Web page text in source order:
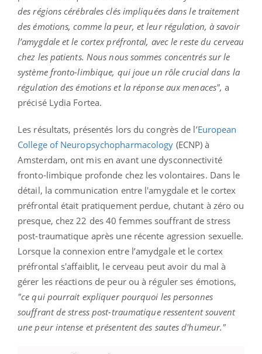
des régions cérébrales clés impliquées dans le traitement
des émotions, comme la peur, et leur régulation, à savoir
l’amygdale et le cortex préfrontal, avec le reste du cerveau
chez les patients. Nous nous sommes concentrés sur le
système fronto-limbique, qui joue un rôle crucial dans la
régulation des émotions et la réponse aux menaces", a
précisé Lydia Fortea.
Les résultats, présentés lors du congrès de l’European
College of Neuropsychopharmacology (ECNP) à
Amsterdam, ont mis en avant une dysconnectivité
fronto-limbique profonde chez les volontaires. Dans le
détail, la communication entre l'amygdale et le cortex
préfrontal était pratiquement perdue, chutant à zéro ou
presque, chez 22 des 40 femmes souffrant de stress
post-traumatique après une récente agression sexuelle.
Lorsque la connexion entre l’amydgale et le cortex
préfrontal s'affaiblit, le cerveau peut avoir du mal à
gérer les réactions de peur ou à réguler ses émotions,
"ce qui pourrait expliquer pourquoi les personnes
souffrant de stress post-traumatique ressentent souvent
une peur intense et présentent des sautes d'humeur."